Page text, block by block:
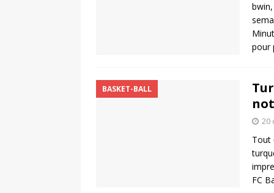
pour
BASKET-BALL
20
Tout
FC